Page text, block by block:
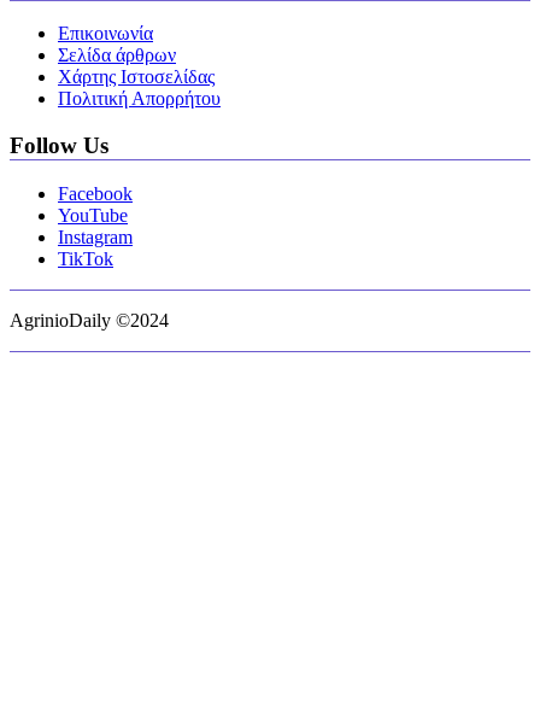
Επικοινωνία
Σελίδα άρθρων
Χάρτης Ιστοσελίδας
Πολιτική Απορρήτου
Follow Us
Facebook
YouTube
Instagram
TikTok
AgrinioDaily ©2024